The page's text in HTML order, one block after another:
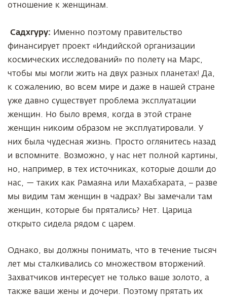
отношение к женщинам.
Садхгуру: Именно поэтому правительство
финансирует проект «Индийской организации
космических исследований» по полету на Марс,
чтобы мы могли жить на двух разных планетах! Да,
к сожалению, во всем мире и даже в нашей стране
уже давно существует проблема эксплуатации
женщин. Но было время, когда в этой стране
женщин никоим образом не эксплуатировали. У
них была чудесная жизнь. Просто оглянитесь назад
и вспомните. Возможно, у нас нет полной картины,
но, например, в тех источниках, которые дошли до
нас, — таких как Рамаяна или Махабхарата, – разве
мы видим там женщин в чадрах? Вы замечали там
женщин, которые бы прятались? Нет. Царица
открыто сидела рядом с царем.
Однако, вы должны понимать, что в течение тысяч
лет мы сталкивались со множеством вторжений.
Захватчиков интересует не только ваше золото, а
также ваши жены и дочери. Поэтому прятать их